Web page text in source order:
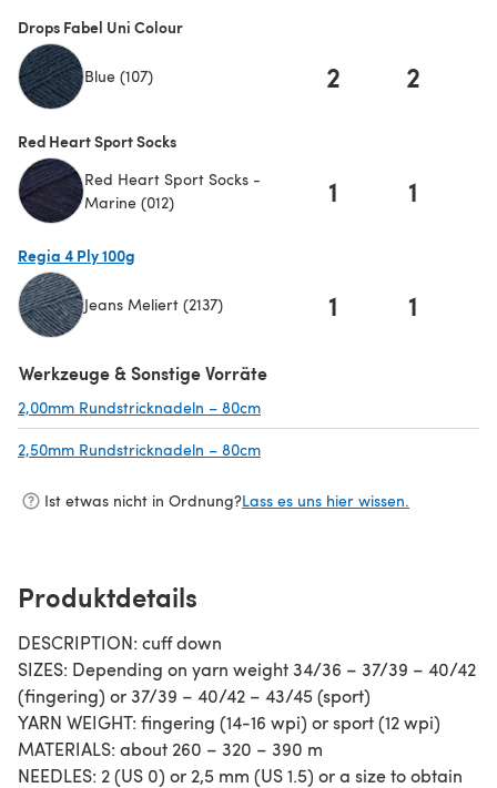
Drops Fabel Uni Colour
Blue (107) 2 2
Red Heart Sport Socks
Red Heart Sport Socks -
Marine (012)
1 1
Regia 4 Ply 100g
Jeans Meliert (2137) 1 1
Werkzeuge & Sonstige Vorräte
2,00mm Rundstricknadeln – 80cm
2,50mm Rundstricknadeln – 80cm
Ist etwas nicht in Ordnung?Lass es uns hier wissen.
Produktdetails
DESCRIPTION: cuff down
SIZES: Depending on yarn weight 34/36 – 37/39 – 40/42
(fingering) or 37/39 – 40/42 – 43/45 (sport)
YARN WEIGHT: fingering (14-16 wpi) or sport (12 wpi)
MATERIALS: about 260 – 320 – 390 m
NEEDLES: 2 (US 0) or 2,5 mm (US 1.5) or a size to obtain